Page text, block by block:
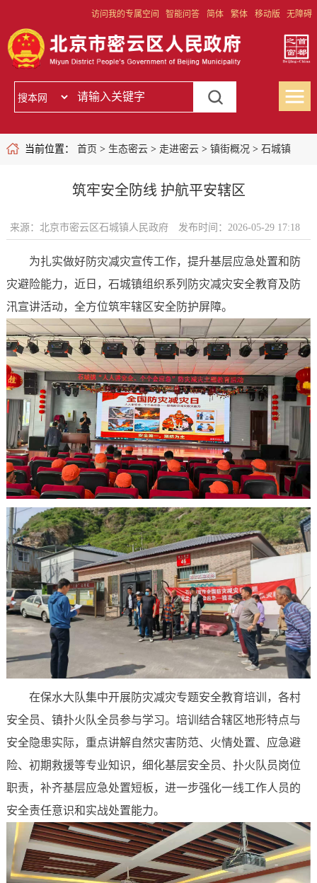
访问我的专属空间 智能问答 简体 繁体 移动版 无障碍
当前位置： 首页 > 生态密云> 走进密云> 镇街概况 > 石城镇
筑牢安全防线 护航平安辖区
来源：北京市密云区石城镇人民政府 发布时间：2026-05-29 17:18
为扎实做好防灾减灾宣传工作，提升基层应急处置和防
灾避险能力，近日，石城镇组织系列防灾减灾安全教育及防
汛宣讲活动，全方位筑牢辖区安全防护屏障。
在保水大队集中开展防灾减灾专题安全教育培训，各村
安全员、镇扑火队全员参与学习。培训结合辖区地形特点与
安全隐患实际，重点讲解自然灾害防范、火情处置、应急避
险、初期救援等专业知识，细化基层安全员、扑火队员岗位
职责，补齐基层应急处置短板，进一步强化一线工作人员的
安全责任意识和实战处置能力。